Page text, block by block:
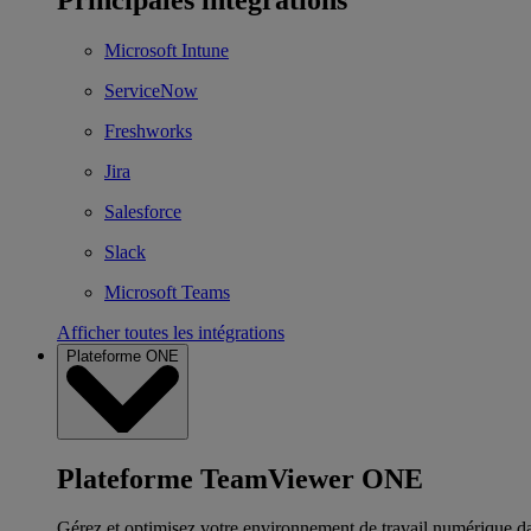
Microsoft Intune
ServiceNow
Freshworks
Jira
Salesforce
Slack
Microsoft Teams
Afficher toutes les intégrations
Plateforme ONE
Plateforme TeamViewer ONE